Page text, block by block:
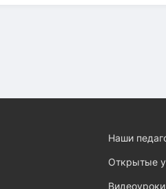
Наши
Открытые
Видеоуроки